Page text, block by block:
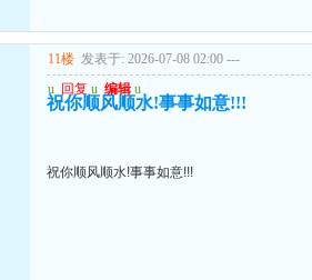
11楼 发表于: 2026-07-08 02:00 ---
u 回复 u 编辑 u
祝你顺风顺水!事事如意!!!
祝你顺风顺水!事事如意!!!